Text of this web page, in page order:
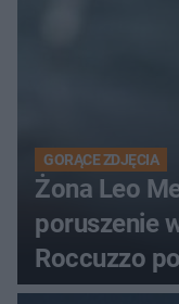
GORĄCE ZDJĘCIA
Żona Leo
poruszenie
Roccuzzo